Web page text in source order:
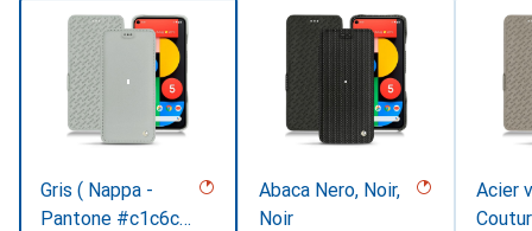
Gris ( Nappa -
Pantone #c1c6c8
Abaca Nero, Noir,
Noir
Acier